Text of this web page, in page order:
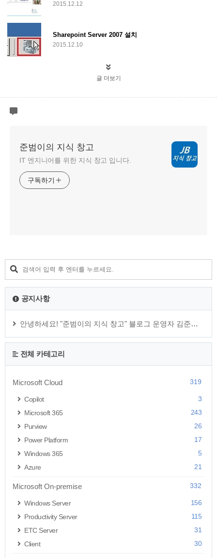
2015.12.12
Sharepoint Server 2007 설치
2015.12.10
글 더보기
준범이의 지식 창고
IT 엔지니어를 위한 지식 창고 입니다.
구독하기
공지사항
안녕하세요! "준범이의 지식 창고" 블로그 운영자 김준범 입니다.
전체 카테고리
Microsoft Cloud 319
Copilot
3
Microsoft 365
243
Purview
26
Power Platform
17
Windows 365
5
Azure
21
Microsoft On-premise 332
Windows Server
156
Productivity Server
115
ETC Server
31
Client
30